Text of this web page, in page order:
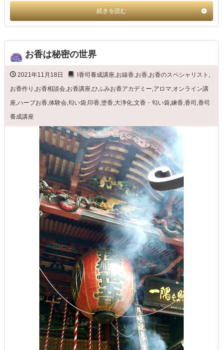
続きを読む
お香は秘密の世界
2021年11月18日 l香司養成講座,お線香,お香,お香のスペシャリスト ,
お香作り ,お香相談会,お香講座,ひふみお香アカデミー,アロマ,オンライン講
座,ハーブお香,体験会,匂い袋,印香,塗香,大浄化,文香・匂い袋,練香,香司 ,香司
養成講座